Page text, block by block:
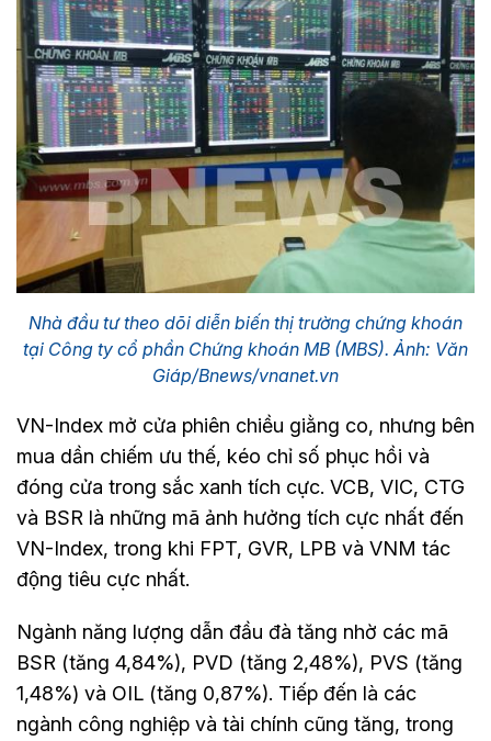
Nhà đầu tư theo dõi diễn biến thị trường chứng khoán
tại Công ty cổ phần Chứng khoán MB (MBS). Ảnh: Văn
Giáp/Bnews/vnanet.vn
VN-Index mở cửa phiên chiều giằng co, nhưng bên
mua dần chiếm ưu thế, kéo chỉ số phục hồi và
đóng cửa trong sắc xanh tích cực. VCB, VIC, CTG
và BSR là những mã ảnh hưởng tích cực nhất đến
VN-Index, trong khi FPT, GVR, LPB và VNM tác
động tiêu cực nhất.
Ngành năng lượng dẫn đầu đà tăng nhờ các mã
BSR (tăng 4,84%), PVD (tăng 2,48%), PVS (tăng
1,48%) và OIL (tăng 0,87%). Tiếp đến là các
ngành công nghiệp và tài chính cũng tăng, trong